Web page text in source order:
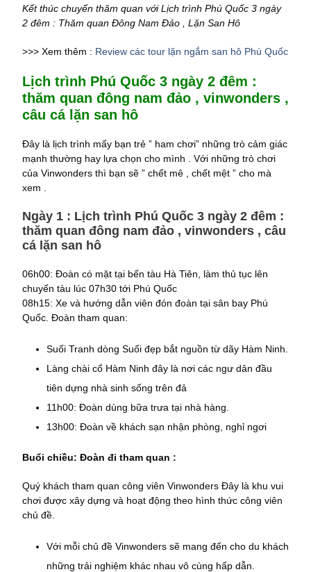
Kết thúc chuyến thăm quan với Lịch trình Phú Quốc 3 ngày
2 đêm : Thăm quan Đông Nam Đảo , Lặn San Hô
>>> Xem thêm : Review các tour lặn ngắm san hô Phú Quốc
Lịch trình Phú Quốc 3 ngày 2 đêm :
thăm quan đông nam đảo , vinwonders ,
câu cá lặn san hô
Đây là lịch trình mấy bạn trẻ ” ham chơi” những trò cảm giác
mạnh thường hay lựa chọn cho mình . Với những trò chơi
của Vinwonders thì bạn sẽ ” chết mê , chết mệt ” cho mà
xem .
Ngày 1 : Lịch trình Phú Quốc 3 ngày 2 đêm :
thăm quan đông nam đảo , vinwonders , câu
cá lặn san hô
06h00: Đoàn có mặt tại bến tàu Hà Tiên, làm thủ tục lên
chuyến tàu lúc 07h30 tới Phú Quốc
08h15: Xe và hướng dẫn viên đón đoàn tại sân bay Phú
Quốc. Đoàn tham quan:
Suối Tranh dòng Suối đẹp bắt nguồn từ dãy Hàm Ninh.
Làng chài cổ Hàm Ninh đây là nơi các ngư dân đầu
tiên dựng nhà sinh sống trên đả
11h00: Đoàn dùng bữa trưa tại nhà hàng.
13h00: Đoàn về khách sạn nhận phòng, nghỉ ngơi
Buổi chiều: Đoàn đi tham quan :
Quý khách tham quan công viên Vinwonders Đây là khu vui
chơi được xây dựng và hoạt động theo hình thức công viên
chủ đề.
Với mỗi chủ đề Vinwonders sẽ mang đến cho du khách
những trải nghiệm khác nhau vô cùng hấp dẫn.